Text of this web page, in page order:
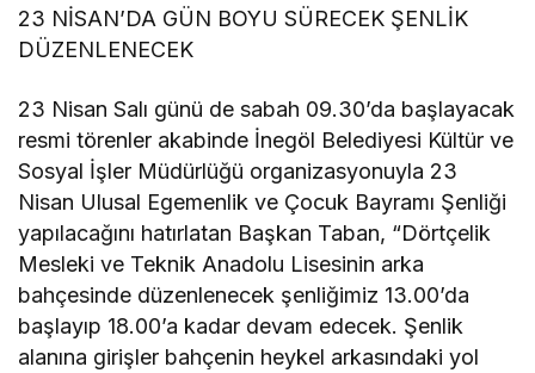
23 NİSAN’DA GÜN BOYU SÜRECEK ŞENLİK
DÜZENLENECEK
23 Nisan Salı günü de sabah 09.30’da başlayacak
resmi törenler akabinde İnegöl Belediyesi Kültür ve
Sosyal İşler Müdürlüğü organizasyonuyla 23
Nisan Ulusal Egemenlik ve Çocuk Bayramı Şenliği
yapılacağını hatırlatan Başkan Taban, “Dörtçelik
Mesleki ve Teknik Anadolu Lisesinin arka
bahçesinde düzenlenecek şenliğimiz 13.00’da
başlayıp 18.00’a kadar devam edecek. Şenlik
alanına girişler bahçenin heykel arkasındaki yol